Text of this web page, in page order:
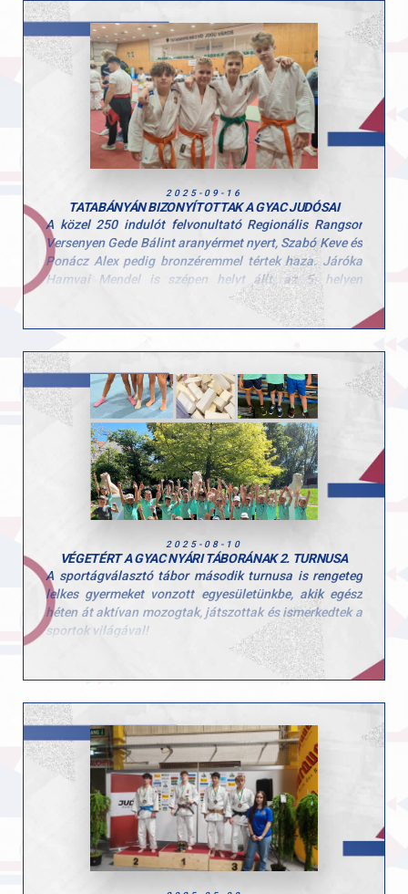
Tóth Maxim a 73 kilogrammos kategóriában egy
győztes és egy vesztes mérkőzéssel zárta a napot.
Tapasztalatot szerzett, ami segíti a továbblépésben.
Gratulálunk a versenyzőknek és az edzőknek a
befektetett munkáért! Csak így tovább!
2025-09-16
TATABÁNYÁN BIZONYÍTOTTAK A GYAC JUDÓSAI
A közel 250 indulót felvonultató Regionális Rangsor
Versenyen Gede Bálint aranyérmet nyert, Szabó Keve és
Ponácz Alex pedig bronzéremmel tértek haza. Járóka
Hamvai Mendel is szépen helyt állt, az 5. helyen
végzett. A fiúk ügyesen helyt álltak a tatamin, amire
mindannyian büszkék lehetünk! Gratulálunk
mindenkinek, csak így tovább az őszi szezonban!
2025-08-10
VÉGETÉRT A GYAC NYÁRI TÁBORÁNAK 2. TURNUSA
A sportágválasztó tábor második turnusa is rengeteg
lelkes gyermeket vonzott egyesületünkbe, akik egész
héten át aktívan mozogtak, játszottak és ismerkedtek a
sportok világával!
Ezúttal is sok-sok kisgyerek töltötte velünk a hetet, és
öröm volt látni, mennyi kíváncsisággal és energiával
hogy a gyerekek minél több mozgásformát
kipróbálhassanak, és ebben a turnusban is 10
különböző sportággal találkozhattak!
Köszönjük minden edzőnek, segítőnek és szülőnek,
hogy hozzájárultak a hét sikeréhez és természetesen a
gyerekeknek is, hogy ilyen lelkes résztvevői voltak a
tábornak!